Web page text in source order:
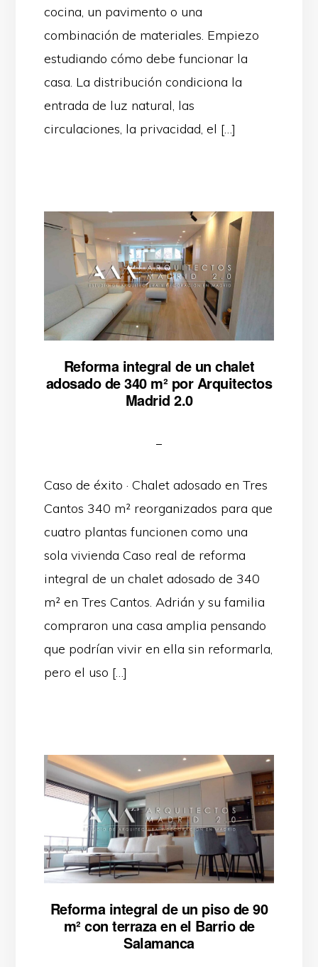
cocina, un pavimento o una
combinación de materiales. Empiezo
estudiando cómo debe funcionar la
casa. La distribución condiciona la
entrada de luz natural, las
circulaciones, la privacidad, el […]
Reforma integral de un chalet
adosado de 340 m² por Arquitectos
Madrid 2.0
Caso de éxito · Chalet adosado en Tres
Cantos 340 m² reorganizados para que
cuatro plantas funcionen como una
sola vivienda Caso real de reforma
integral de un chalet adosado de 340
m² en Tres Cantos. Adrián y su familia
compraron una casa amplia pensando
que podrían vivir en ella sin reformarla,
pero el uso […]
Reforma integral de un piso de 90
m² con terraza en el Barrio de
Salamanca